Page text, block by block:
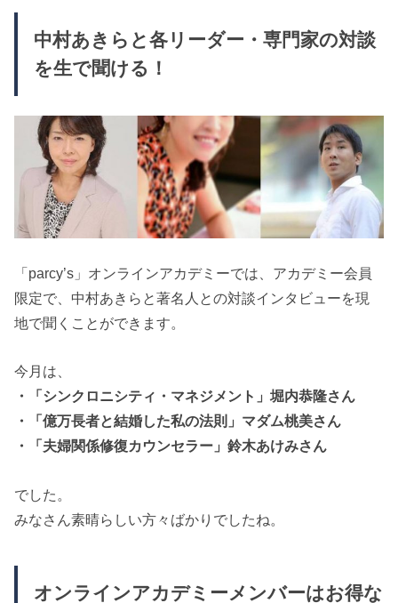
中村あきらと各リーダー・専門家の対談
を生で聞ける！
「parcy’s」オンラインアカデミーでは、アカデミー会員
限定で、中村あきらと著名人との対談インタビューを現
地で聞くことができます。
今月は、
・「シンクロニシティ・マネジメント」堀内恭隆さん
・「億万長者と結婚した私の法則」マダム桃美さん
・「夫婦関係修復カウンセラー」鈴木あけみさん
でした。
みなさん素晴らしい方々ばかりでしたね。
オンラインアカデミーメンバーはお得な